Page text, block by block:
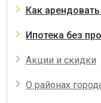
Как
Ипотека без
Акции и скидки
О районах